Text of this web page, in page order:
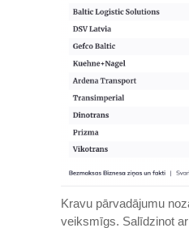
Kravu pārvadājumu
veiksmīgs. Salīdzinot